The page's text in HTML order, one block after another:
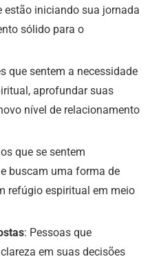
estão iniciando sua jornada
sólido para o
que sentem a necessidade
aprofundar suas
nível de relacionamento
que se sentem
buscam uma forma de
refúgio espiritual em meio
: Pessoas que
em suas decisões